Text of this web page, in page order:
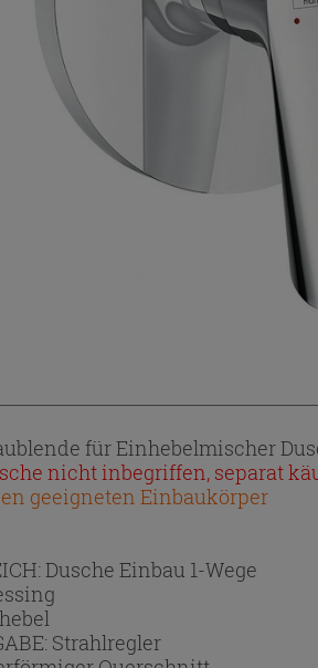
für Einhebelmischer
nicht inbegriffen, separat
geeigneten Einbaukörper
Dusche Einbau 1-Wege
Strahlregler